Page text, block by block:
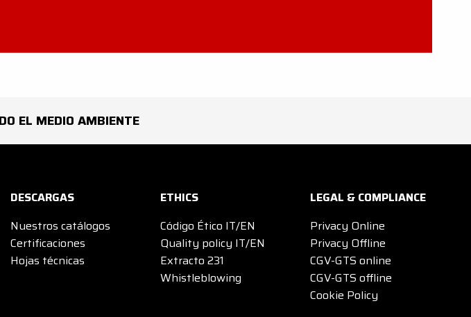
EL MEDIO AMBIENTE
DESCARGAS
Nuestros catálogos
Certificaciones
Hojas técnicas
ETHICS
Código Ético IT/EN
Quality policy IT/EN
Extracto 231
Whistleblowing
LEGAL & COMPLIANCE
Privacy Online
Privacy Offline
CGV-GTS online
CGV-GTS offline
Cookie Policy